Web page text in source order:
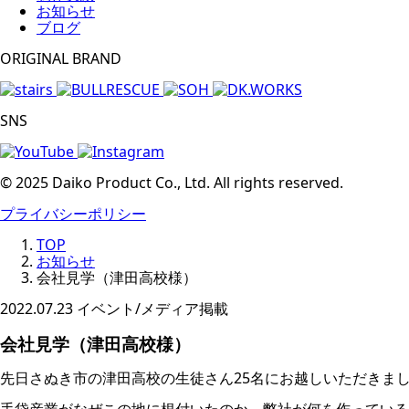
お知らせ
ブログ
ORIGINAL BRAND
SNS
© 2025 Daiko Product Co., Ltd. All rights reserved.
プライバシーポリシー
TOP
お知らせ
会社見学（津田高校様）
2022.07.23 イベント/メディア掲載
会社見学（津田高校様）
先日さぬき市の津田高校の生徒さん25名にお越しいただきま